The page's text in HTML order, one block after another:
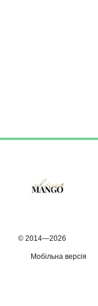
© 2014—2026
Мобільна версія